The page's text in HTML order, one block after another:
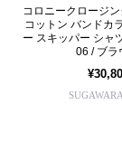
コロニークロージ
コットン バンドカ
ー スキッパー シャ
06 / ブラ